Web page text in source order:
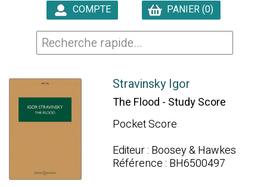
COMPTE
PANIER (0)
Stravinsky Igor
The Flood - Study Score
Pocket Score
Editeur : Boosey & Hawkes
Référence : BH6500497